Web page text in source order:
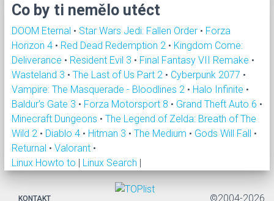
Co by ti nemělo utéct
DOOM Eternal • Star Wars Jedi: Fallen Order • Forza
Horizon 4 • Red Dead Redemption 2 • Kingdom Come:
Deliverance • Resident Evil 3 • Final Fantasy VII Remake •
Wasteland 3 • The Last of Us Part 2 • Cyberpunk 2077 •
Vampire: The Masquerade - Bloodlines 2 • Halo Infinite •
Baldur's Gate 3 • Forza Motorsport 8 • Grand Theft Auto 6 •
Minecraft Dungeons • The Legend of Zelda: Breath of The
Wild 2 • Diablo 4 • Hitman 3 • The Medium • Gods Will Fall •
Returnal • Valorant •
Linux Howto to | Linux Search |
KONTAKT ©2004-2026